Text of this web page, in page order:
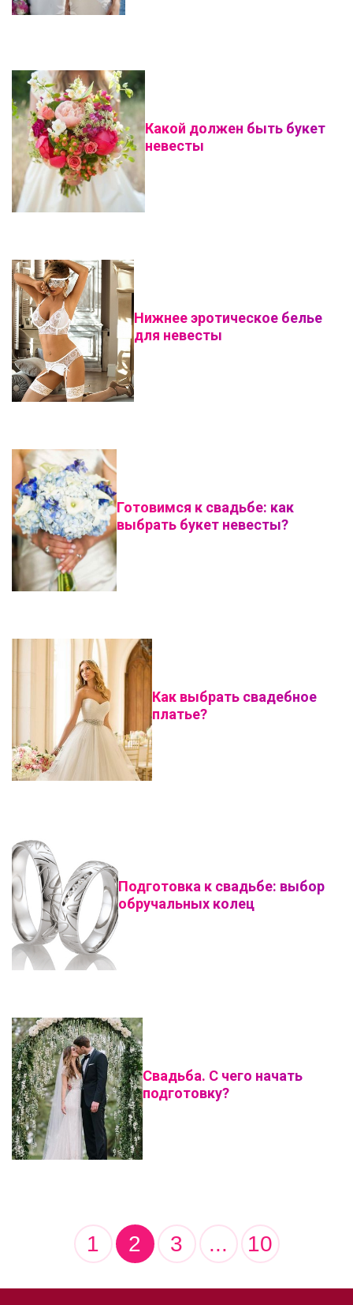
Какой должен быть букет
невесты
Нижнее эротическое белье
для невесты
Готовимся к свадьбе: как
выбрать букет невесты?
Как выбрать свадебное
платье?
Подготовка к свадьбе: выбор
обручальных колец
Свадьба. С чего начать
подготовку?
1 2 3 ... 10